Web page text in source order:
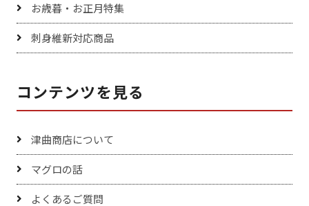
お歳暮・お正月特集
刺身維新対応商品
コンテンツを見る
津曲商店について
マグロの話
よくあるご質問